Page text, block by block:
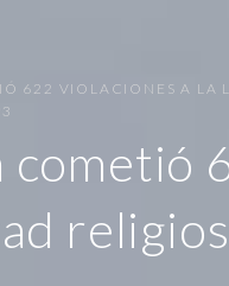
622 VIOLACIONES A LA
cometió